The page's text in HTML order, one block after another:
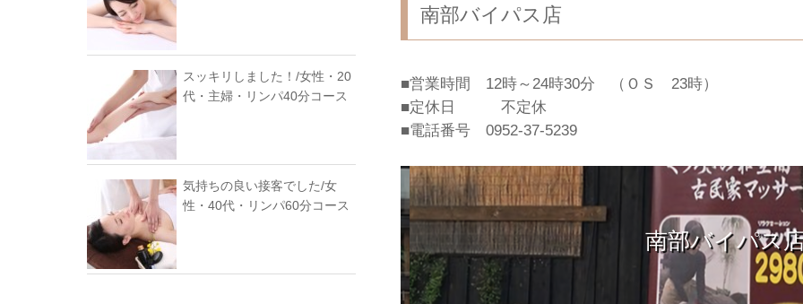
南部バイパス店
■営業時間 12時～24時30分 （ＯＳ 23時）
■定休日 不定休
■電話番号 0952-37-5239
南部バイパス
スッキリしました！/女性・20
代・主婦・リンパ40分コース
気持ちの良い接客でした/女
性・40代・リンパ60分コース